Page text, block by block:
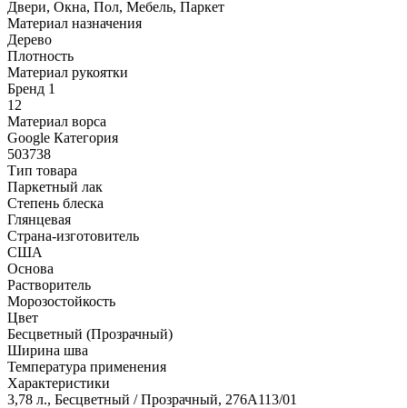
Двери, Окна, Пол, Мебель, Паркет
Материал назначения
Дерево
Плотность
Материал рукоятки
Бренд 1
12
Материал ворса
Google Категория
503738
Тип товара
Паркетный лак
Степень блеска
Глянцевая
Страна-изготовитель
США
Основа
Растворитель
Морозостойкость
Цвет
Бесцветный (Прозрачный)
Ширина шва
Температура применения
Характеристики
3,78 л., Бесцветный / Прозрачный, 276A113/01